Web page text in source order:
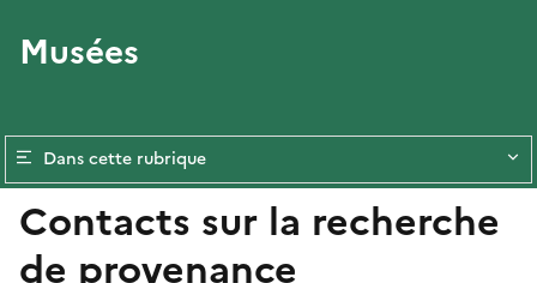
Musées
Dans cette rubrique
Contacts sur la recherche
de provenance